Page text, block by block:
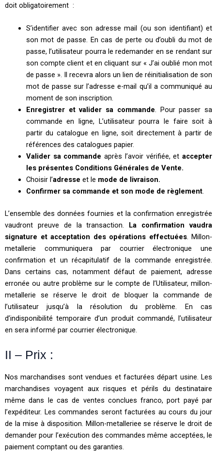
doit obligatoirement :
S’identifier avec son adresse mail (ou son identifiant) et
son mot de passe. En cas de perte ou d’oubli du mot de
passe, l’utilisateur pourra le redemander en se rendant sur
son compte client et en cliquant sur « J’ai oublié mon mot
de passe ». Il recevra alors un lien de réinitialisation de son
mot de passe sur l’adresse e-mail qu’il a communiqué au
moment de son inscription.
Enregistrer et valider sa commande. Pour passer sa
commande en ligne, L’utilisateur pourra le faire soit à
partir du catalogue en ligne, soit directement à partir de
références des catalogues papier.
Valider sa commande après l’avoir vérifiée, etaccepter
les présentes Conditions Générales de Vente.
Choisir l’adresse et le mode de livraison.
Confirmer sa commande et son mode de règlement.
L’ensemble des données fournies et la confirmation enregistrée
vaudront preuve de la transaction. La confirmation vaudra
signature et acceptation des opérations effectuées. Millon-
metallerie communiquera par courrier électronique une
confirmation et un récapitulatif de la commande enregistrée.
Dans certains cas, notamment défaut de paiement, adresse
erronée ou autre problème sur le compte de l’Utilisateur, millon-
metallerie se réserve le droit de bloquer la commande de
l’utilisateur jusqu’à la résolution du problème. En cas
d’indisponibilité temporaire d’un produit commandé, l’utilisateur
en sera informé par courrier électronique.
II – Prix :
Nos marchandises sont vendues et facturées départ usine. Les
marchandises voyagent aux risques et périls du destinataire
même dans le cas de ventes conclues franco, port payé par
l’expéditeur. Les commandes seront facturées au cours du jour
de la mise à disposition. Millon-metalleriee se réserve le droit de
demander pour l’exécution des commandes même acceptées, le
paiement comptant ou des garanties.